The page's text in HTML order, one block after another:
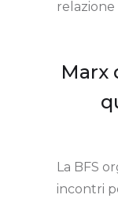
relazione
Marx
La BFS
incontri